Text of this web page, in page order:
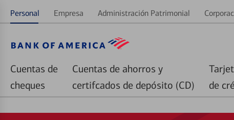
Personal Empresa Administración Patrimonial
Cuentas de
cheques
Cuentas de ahorros y
certifcados de depósito (CD)
de